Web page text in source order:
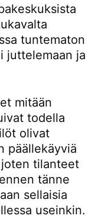
tuntematon
juttelemaan ja
mitään
todella
olivat
päällekäyviä
tilanteet
tänne
sellaisia
useinkin.